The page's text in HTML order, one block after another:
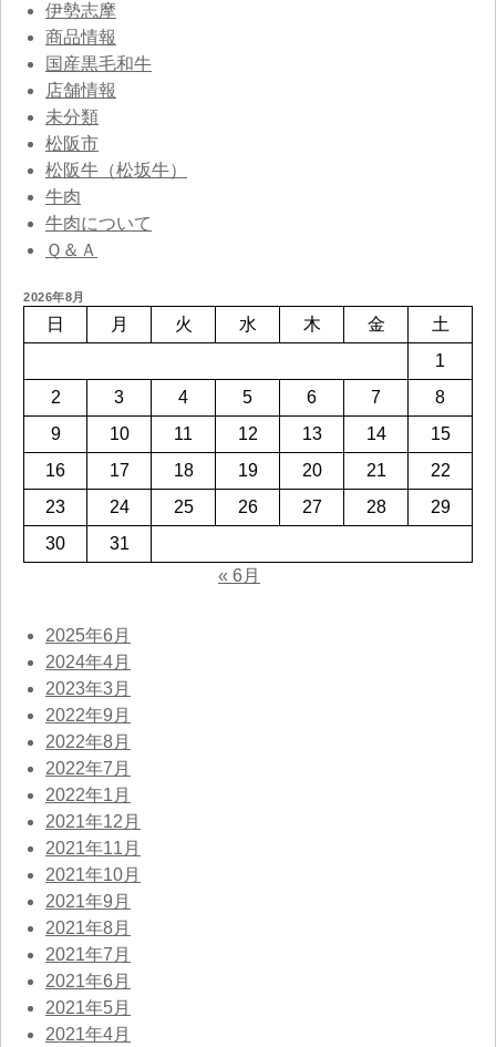
伊勢志摩
商品情報
国産黒毛和牛
店舗情報
未分類
松阪市
松阪牛（松坂牛）
牛肉
牛肉について
Ｑ＆Ａ
2026年8月
日 月 火 水 木 金
土
1
2
3 4 5 6 7
8
9
10 11 12 13 14
15
16
17 18 19 20 21
22
23
24 25 26 27 28
29
30
31
« 6月
2025年6月
2024年4月
2023年3月
2022年9月
2022年8月
2022年7月
2022年1月
2021年12月
2021年11月
2021年10月
2021年9月
2021年8月
2021年7月
2021年6月
2021年5月
2021年4月